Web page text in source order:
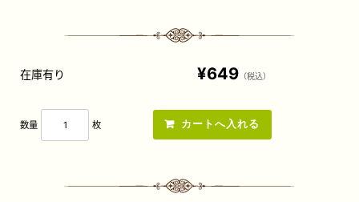
在庫有り ¥649 （税込）
数量 枚